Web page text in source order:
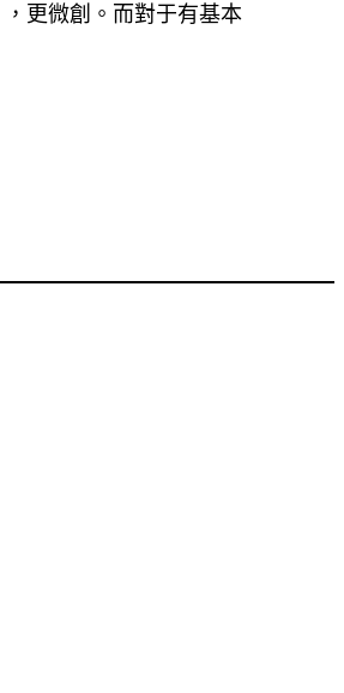
更微創。而對于有基本